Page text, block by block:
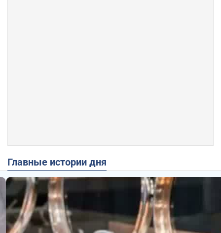
Главные истории дня